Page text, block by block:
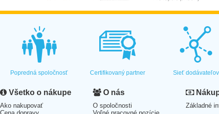
Popredná spoločnosť Certifikovaný partner Sieť dodávateľov
Všetko o nákupe
Ako nakupovať
O nás
O spoločnosti
Základné